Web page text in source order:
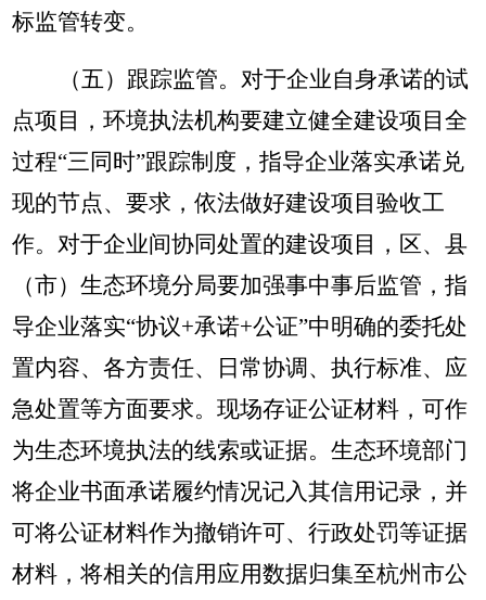
标监管转变。
（五）跟踪监管。 对于企业自身承诺的试
点项目，环境执法机构要建立健全建设项目全
过程“三同时”跟踪制度，指导企业落实承诺兑
现的节点、要求，依法做好建设项目验收工
作。对于企业间协同处置的建设项目，区、县
（市）生态环境分局要加强事中事后监管，指
导企业落实“协议+承诺+公证”中明确的委托处
置内容、各方责任、日常协调、执行标准、应
急处置等方面要求。现场存证公证材料，可作
为生态环境执法的线索或证据。生态环境部门
将企业书面承诺履约情况记入其信用记录，并
可将公证材料作为撤销许可、行政处罚等证据
材料，将相关的信用应用数据归集至杭州市公